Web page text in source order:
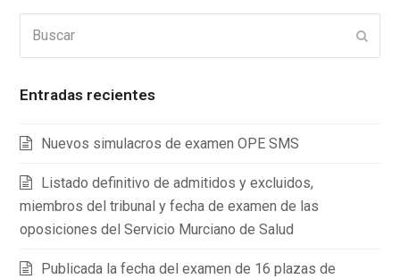
Entradas recientes
Nuevos simulacros de examen OPE SMS
Listado definitivo de admitidos y excluidos,
miembros del tribunal y fecha de examen de las
oposiciones del Servicio Murciano de Salud
Publicada la fecha del examen de 16 plazas de